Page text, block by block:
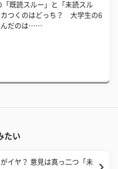
「既読スルー」と「未読スル
カつくのはどっち？ 大学生の6
んだのは……
たい
イヤ？ 意見は真っ二つ「未